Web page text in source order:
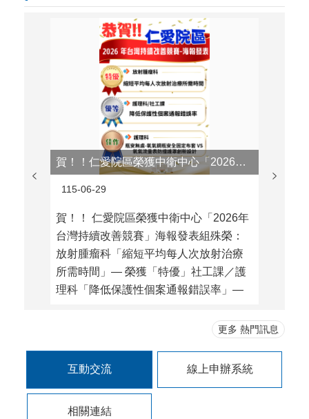
賀！！仁愛院區榮獲中衛中心「2026年台灣持續改善競賽」海報發表組殊榮
115-06-29
賀！！ 仁愛院區榮獲中衛中心「2026年
台灣持續改善競賽」海報發表組殊榮：
放射腫瘤科「縮短平均每人次放射治療
所需時間」— 榮獲「特優」社工課／護
理科「降低保護性個案通報錯誤率」—
瓶安全固定布套 VS 氧氣流量表防撞護罩
更多 熱門訊息
互動交流 線上申辦系統
相關連結